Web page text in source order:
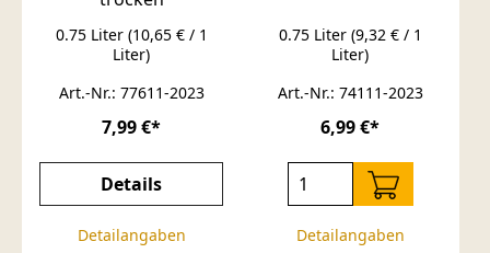
0.75 Liter (10,65 € / 1
Liter)
Art.-Nr.: 77611-2023
7,99 €*
Details
Detailangaben
0.75 Liter (9,32 € / 1
Liter)
Art.-Nr.: 74111-2023
6,99 €*
Detailangaben